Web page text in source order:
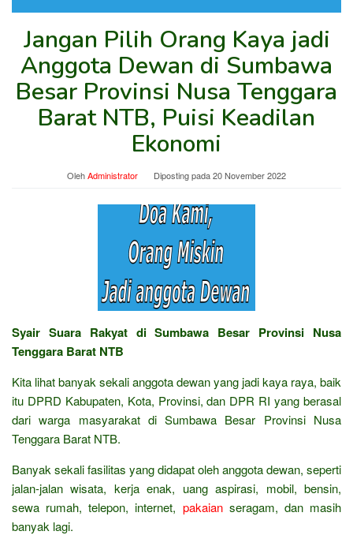
Jangan Pilih Orang Kaya jadi
Anggota Dewan di Sumbawa
Besar Provinsi Nusa Tenggara
Barat NTB, Puisi Keadilan
Ekonomi
OlehAdministrator Diposting pada20 November 2022
Syair Suara Rakyat di Sumbawa Besar Provinsi Nusa
Tenggara Barat NTB
Kita lihat banyak sekali anggota dewan yang jadi kaya raya, baik
itu DPRD Kabupaten, Kota, Provinsi, dan DPR RI yang berasal
dari warga masyarakat di Sumbawa Besar Provinsi Nusa
Tenggara Barat NTB.
Banyak sekali fasilitas yang didapat oleh anggota dewan, seperti
jalan-jalan wisata, kerja enak, uang aspirasi, mobil, bensin,
sewa rumah, telepon, internet, pakaianseragam, dan masih
banyak lagi.